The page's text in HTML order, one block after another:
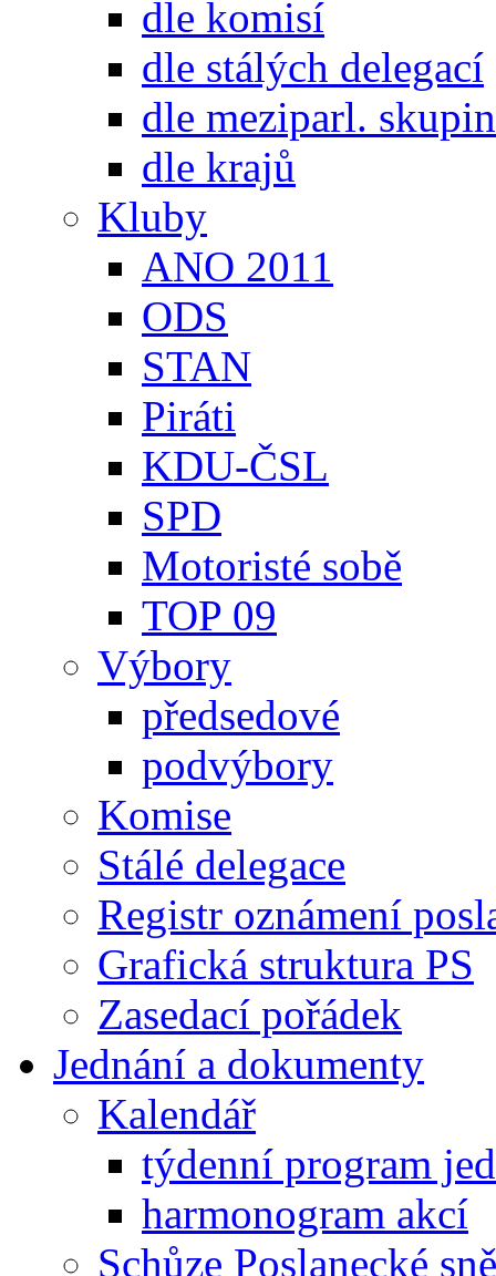
dle komisí
dle stálých delegací
dle meziparl. skupin
dle krajů
Kluby
ANO 2011
ODS
STAN
Piráti
KDU-ČSL
SPD
Motoristé sobě
TOP 09
Výbory
předsedové
podvýbory
Komise
Stálé delegace
Registr oznámení
Grafická struktura PS
Zasedací pořádek
Jednání a dokumenty
Kalendář
týdenní program
harmonogram akcí
Schůze Poslanecké